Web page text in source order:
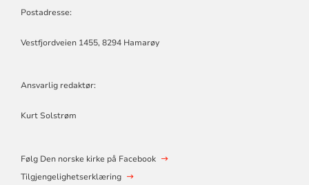
Postadresse:
Vestfjordveien 1455, 8294 Hamarøy
Ansvarlig redaktør:
Kurt Solstrøm
Følg Den norske kirke på Facebook
Tilgjengelighetserklæring